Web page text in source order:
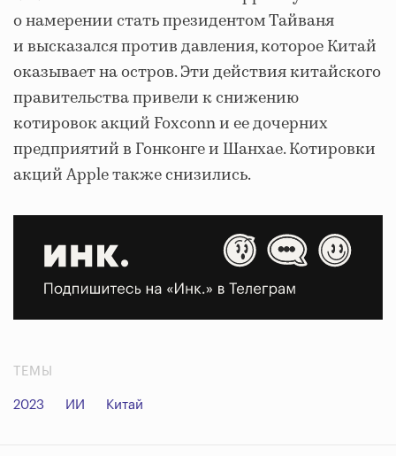
о намерении стать президентом Тайваня
и высказался против давления, которое Китай
оказывает на остров. Эти действия китайского
правительства привели к снижению
котировок акций Foxconn и ее дочерних
предприятий в Гонконге и Шанхае. Котировки
акций Apple также снизились.
ТЕМЫ
2023 ИИ Китай